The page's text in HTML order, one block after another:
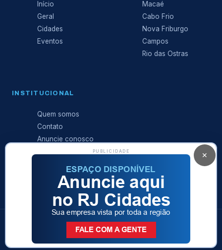
Início
Geral
Cidades
Eventos
Macaé
Cabo Frio
Nova Friburgo
Campos
Rio das Ostras
INSTITUCIONAL
Quem somos
Contato
Anuncie conosco
privacidade
reservados
Rio das Ostras · Região dos Lagos · Norte Fluminense — RJ
✕
PUBLICIDADE